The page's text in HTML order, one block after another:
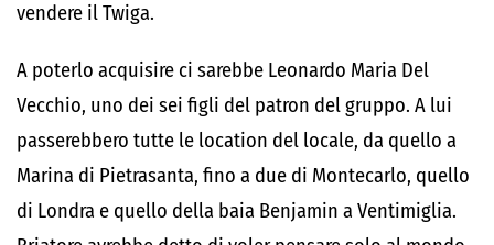
vendere il Twiga.
A poterlo acquisire ci sarebbe Leonardo Maria Del
Vecchio, uno dei sei figli del patron del gruppo. A lui
passerebbero tutte le location del locale, da quello a
Marina di Pietrasanta, fino a due di Montecarlo, quello
di Londra e quello della baia Benjamin a Ventimiglia.